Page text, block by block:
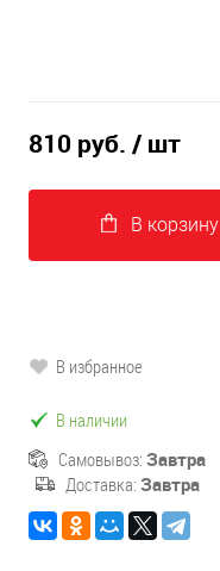
810 руб. / шт
В корзину
В избранное
В наличии
Самовывоз: Завтра
Доставка: Завтра